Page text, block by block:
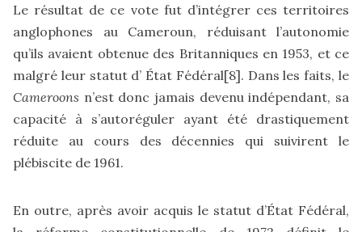
Le résultat de ce vote fut d’intégrer ces territoires
anglophones au Cameroun, réduisant l’autonomie
qu’ils avaient obtenue des Britanniques en 1953, et ce
malgré leur statut d’ État Fédéral[8]. Dans les faits, le
Cameroons n’est donc jamais devenu indépendant, sa
capacité à s’autoréguler ayant été drastiquement
réduite au cours des décennies qui suivirent le
plébiscite de 1961.
En outre, après avoir acquis le statut d’État Fédéral,